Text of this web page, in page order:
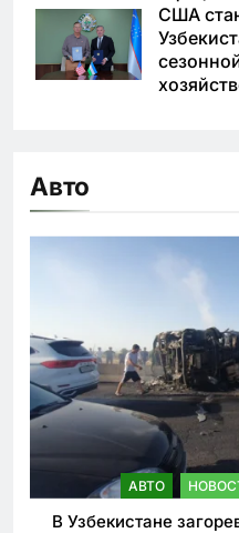
США
Авто
АВТО
В Узбекистане